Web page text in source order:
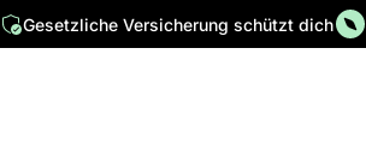
Gesetzliche Versicherung schützt dich